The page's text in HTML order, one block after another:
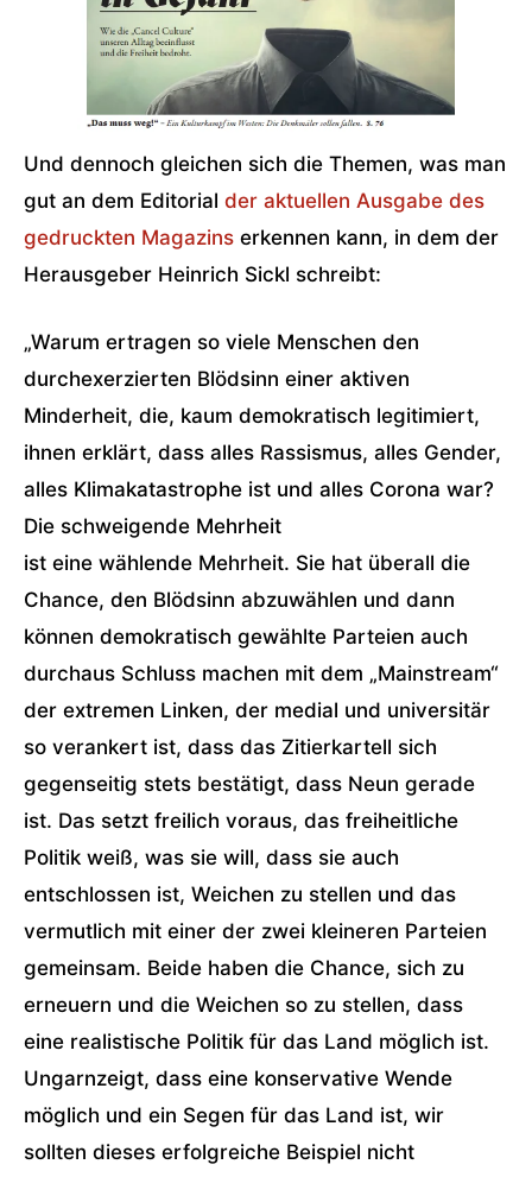
Und dennoch gleichen sich die Themen, was man
gut an dem Editorial der aktuellen Ausgabe des
gedruckten Magazins erkennen kann, in dem der
Herausgeber Heinrich Sickl schreibt:
„Warum ertragen so viele Menschen den
durchexerzierten Blödsinn einer aktiven
Minderheit, die, kaum demokratisch legitimiert,
ihnen erklärt, dass alles Rassismus, alles Gender,
alles Klimakatastrophe ist und alles Corona war?
Die schweigende Mehrheit
ist eine wählende Mehrheit. Sie hat überall die
Chance, den Blödsinn abzuwählen und dann
können demokratisch gewählte Parteien auch
durchaus Schluss machen mit dem „Mainstream“
der extremen Linken, der medial und universitär
so verankert ist, dass das Zitierkartell sich
gegenseitig stets bestätigt, dass Neun gerade
ist. Das setzt freilich voraus, das freiheitliche
Politik weiß, was sie will, dass sie auch
entschlossen ist, Weichen zu stellen und das
vermutlich mit einer der zwei kleineren Parteien
gemeinsam. Beide haben die Chance, sich zu
erneuern und die Weichen so zu stellen, dass
eine realistische Politik für das Land möglich ist.
Ungarnzeigt, dass eine konservative Wende
möglich und ein Segen für das Land ist, wir
sollten dieses erfolgreiche Beispiel nicht